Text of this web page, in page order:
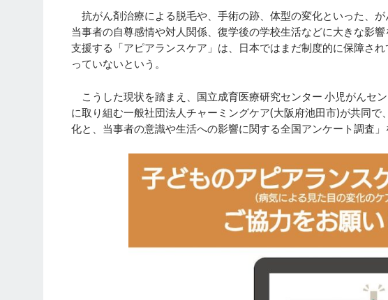
抗がん剤治療による脱毛や、手術の跡、体型の変化といった、が
当事者の自尊感情や対人関係、復学後の学校生活などに大きな影
支援する「アピアランスケア」は、日本ではまだ制度的に保障さ
っていないという。
こうした現状を踏まえ、国立成育医療研究センター 小児がんセ
に取り組む一般社団法人チャーミングケア(大阪府池田市)が共同
化と、当事者の意識や生活への影響に関する全国アンケート調査」